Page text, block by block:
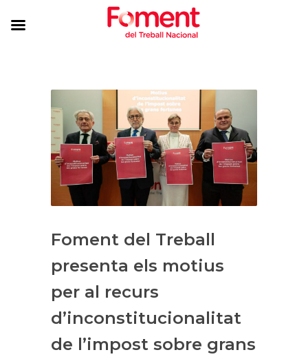
Foment del Treball
presenta els motius
per al recurs
d’inconstitucionalitat
de l’impost sobre grans